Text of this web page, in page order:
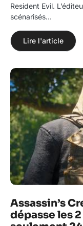
Resident Evil.
scénarisés…
Lire l'article
Assassin’s
dépasse les